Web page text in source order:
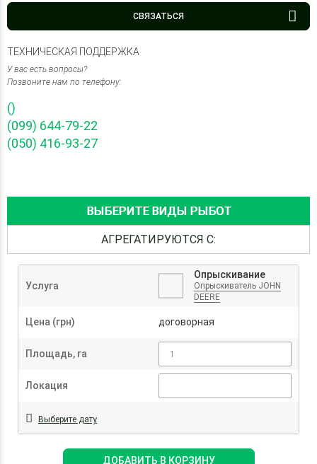
СВЯЗАТЬСЯ
ТЕХНИЧЕСКАЯ ПОДДЕРЖКА
У вас есть вопросы?
Позвоните нам по телефону:
()
(099) 644-79-22
(050) 416-93-27
ВЫБЕРИТЕ ВИДЫ РЫБОТ
АГРЕГАТИРУЮТСЯ С:
Услуга
Опрыскивание
Опрыскиватель JOHN
DEERE
Цена (грн) договорная
Площадь, га
Локация
Выберите дату
ДОБАВИТЬ В КОРЗИНУ